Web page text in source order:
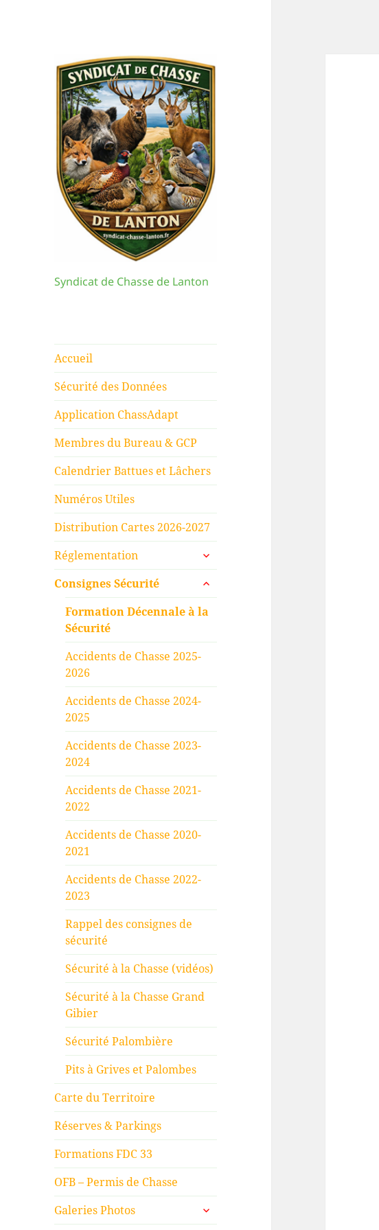
Syndicat de Chasse de Lanton
Accueil
Sécurité des Données
Application ChassAdapt
Membres du Bureau & GCP
Calendrier Battues et Lâchers
Numéros Utiles
Distribution Cartes 2026-2027
Réglementation
ouvrir
le
sous-
menu
Consignes Sécurité
ouvrir
le
sous-
Formation Décennale à la
Sécurité
Accidents de Chasse 2025-
2026
Accidents de Chasse 2024-
2025
Accidents de Chasse 2023-
2024
Accidents de Chasse 2021-
2022
Accidents de Chasse 2020-
2021
Accidents de Chasse 2022-
2023
Rappel des consignes de
sécurité
Sécurité à la Chasse (vidéos)
Sécurité à la Chasse Grand
Gibier
Sécurité Palombière
Pits à Grives et Palombes
Carte du Territoire
Réserves & Parkings
Formations FDC 33
OFB – Permis de Chasse
Galeries Photos
ouvrir
le